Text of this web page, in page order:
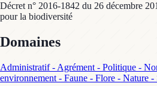
Décret n° 2016-1842 du 26 décembre
pour la biodiversité
Domaines
Administratif - Agrément - Politique -
environnement - Faune - Flore - Nature -